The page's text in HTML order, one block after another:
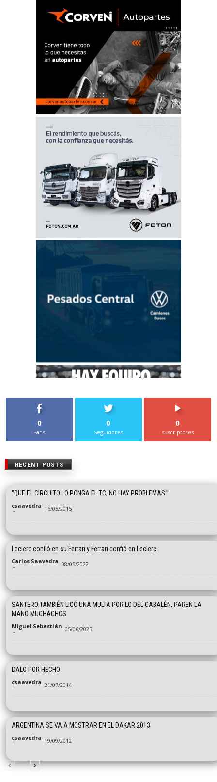
0
Fans
0
Seguidores
0
suscriptores
RECENT POSTS
"QUE EL CIRCUITO LO PONGA EL TC, NO HAY PROBLEMAS""
csaavedra
- 16/05/2015
Leclerc confió en su Ferrari y Ferrari confió en Leclerc
Carlos Saavedra
- 08/05/2022
SANTERO TAMBIÉN LIGÓ UNA MULTA POR LO DEL CABALÉN, PAREN LA
MANO MUCHACHOS
Miguel Sebastián
- 05/06/2025
DALO POR HECHO
csaavedra
- 21/07/2014
ARGENTINA SE VA A MOSTRAR EN EL DAKAR 2013
csaavedra
- 19/09/2012